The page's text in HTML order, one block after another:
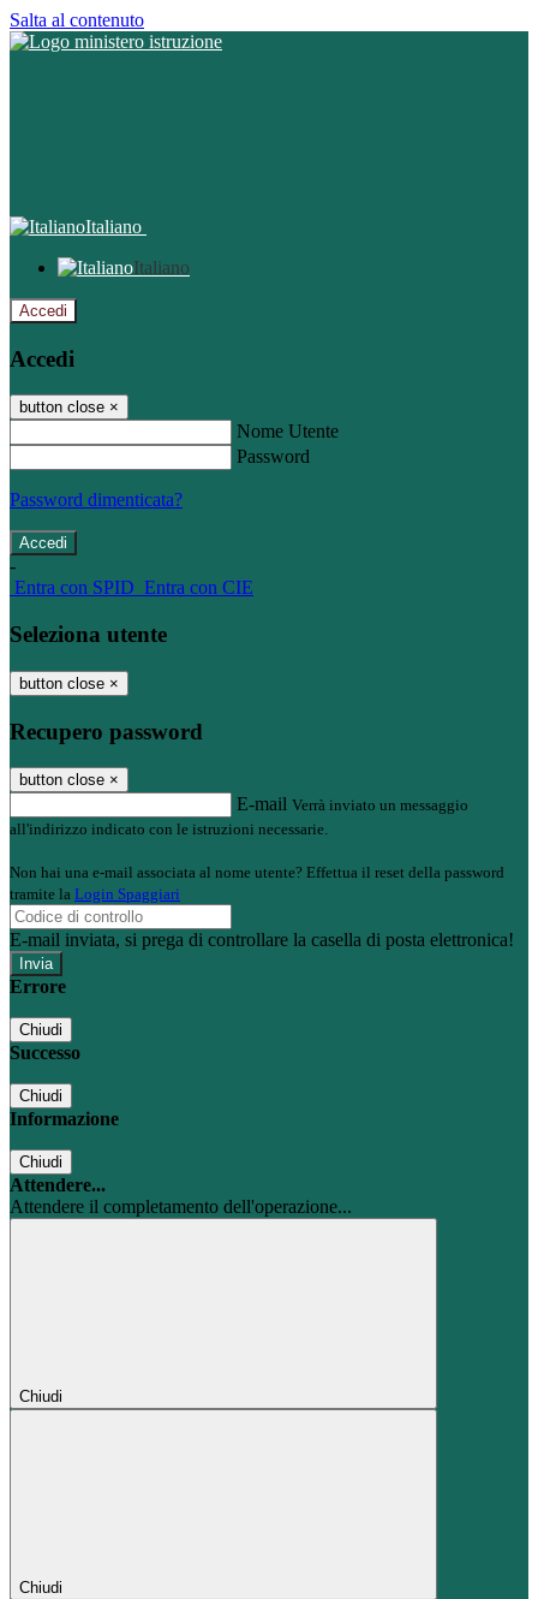
Salta al contenuto
Italiano
Italiano
Accedi
Accedi
button close ×
Nome Utente
Password
Password dimenticata?
-
Entra con SPID Entra con CIE
Seleziona utente
button close ×
Recupero password
button close ×
E-mail Verrà inviato un messaggio
all'indirizzo indicato con le istruzioni necessarie.
Non hai una e-mail associata al nome utente? Effettua il reset della password
tramite la Login Spaggiari
E-mail inviata, si prega di controllare la casella di posta elettronica!
Errore
Chiudi
Successo
Chiudi
Informazione
Chiudi
Attendere...
Attendere il completamento dell'operazione...
Chiudi
Chiudi